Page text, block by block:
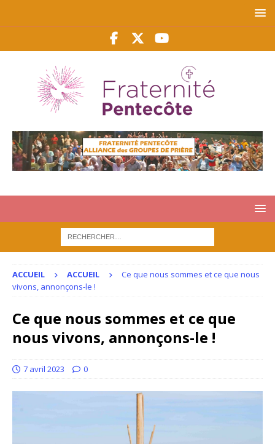
ACCUEIL ACCUEIL
Ce que nous sommes et ce que nous
vivons, annonçons-le !
Ce que nous sommes et ce que
nous vivons, annonçons-le !
7 avril 2023 0